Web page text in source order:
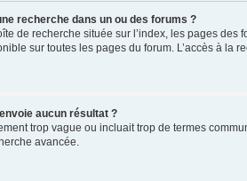
recherche dans un ou des forums ?
de recherche située sur l’index, les pages
sur toutes les pages du forum. L’accès à la
aucun résultat ?
trop vague ou incluait trop de termes
avancée.